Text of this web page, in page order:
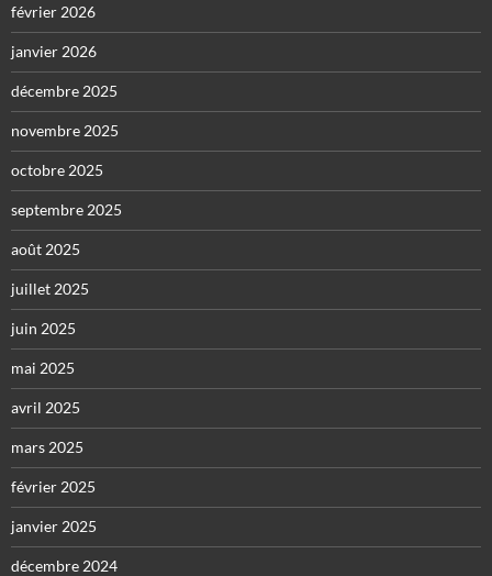
février 2026
janvier 2026
décembre 2025
novembre 2025
octobre 2025
septembre 2025
août 2025
juillet 2025
juin 2025
mai 2025
avril 2025
mars 2025
février 2025
janvier 2025
décembre 2024